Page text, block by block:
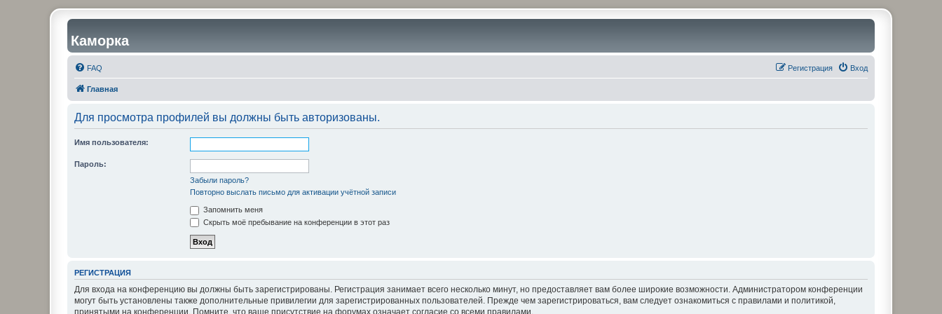
Каморка
FAQ Вход
Регистрация
Главная
Для просмотра профилей вы должны быть авторизованы.
Имя пользователя:
Пароль:
Забыли пароль?
Повторно выслать письмо для активации учётной записи
Запомнить меня
Скрыть моё пребывание на конференции в этот раз
РЕГИСТРАЦИЯ
Для входа на конференцию вы должны быть зарегистрированы. Регистрация занимает всего несколько минут, но предоставляет вам более широкие возможности. Администратором конференции
могут быть установлены также дополнительные привилегии для зарегистрированных пользователей. Прежде чем зарегистрироваться, вам следует ознакомиться с правилами и политикой,
принятыми на конференции. Помните, что ваше присутствие на форумах означает согласие со всеми правилами.